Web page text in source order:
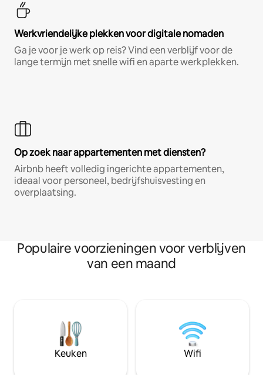
Werkvriendelijke plekken voor digitale nomaden
Ga je voor je werk op reis? Vind een verblijf voor de
lange termijn met snelle wifi en aparte werkplekken.
Op zoek naar appartementen met diensten?
Airbnb heeft volledig ingerichte appartementen,
ideaal voor personeel, bedrijfshuisvesting en
overplaatsing.
Populaire voorzieningen voor verblijven
van een maand
Keuken Wifi